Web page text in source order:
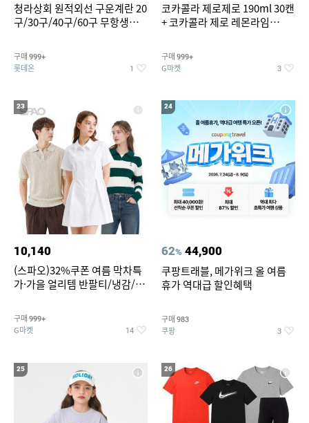
청라상회 원적외선 구운계란 20
구/30구/40구/60구 무항생제
구매 999+
롯데온 1
코카콜라 제로제로 190ml 30캔
+ 코카콜라 제로 레몬라임
티커 세트
구매 999+
G마켓 3
23
10,140
(스파오)32%쿠폰 여름 막차특
가·가을 얼리템 반팔티/냉감/반
건 외 ~74%OFF
구매 999+
G마켓 14
24
62% 44,900
쿠팡트래블, 메가위크 올 여름
휴가 역대급 할인혜택
구매 983
쿠팡 3
25 26